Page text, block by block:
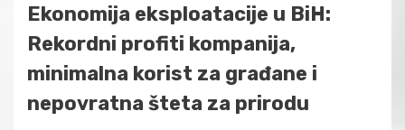
Ekonomija eksploatacije u BiH:
Rekordni profiti kompanija,
minimalna korist za građane i
nepovratna šteta za prirodu